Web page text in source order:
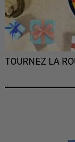
TOURNEZ LA